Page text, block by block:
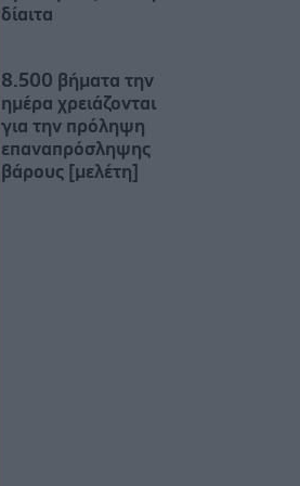
δίαιτα
8.500 βήματα την
ημέρα χρειάζονται
για την πρόληψη
επαναπρόσληψης
βάρους [μελέτη]